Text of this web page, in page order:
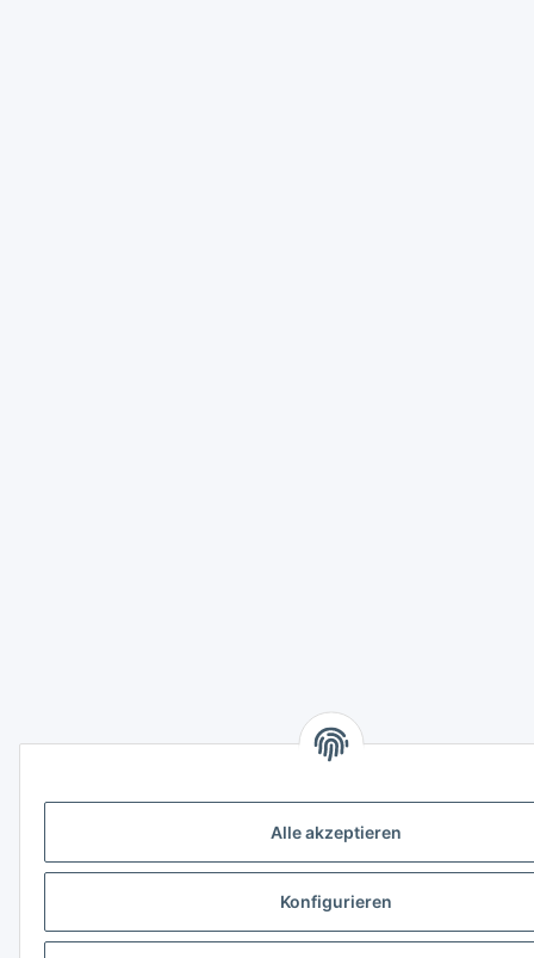
Alle akzeptieren
Konfigurieren